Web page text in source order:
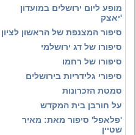
מופע ליום ירושלים במועדון
'יאצק
סיפור המצנפת של הראשון לציון
סיפורו של דג ירושלמי
סיפורו של רחמו
סיפורי גלידריות בירושלים
סמטת הזכרונות
על חורבן בית המקדש
'פלאפל' סיפור מאת: מאיר
שטיין